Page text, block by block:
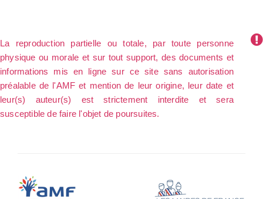
La reproduction partielle ou totale, par toute personne
physique ou morale et sur tout support, des documents et
informations mis en ligne sur ce site sans autorisation
préalable de l'AMF et mention de leur origine, leur date et
leur(s) auteur(s) est strictement interdite et sera
susceptible de faire l'objet de poursuites.